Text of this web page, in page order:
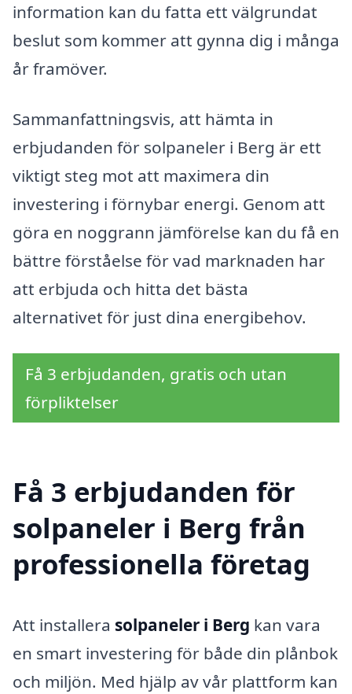
information kan du fatta ett välgrundat
beslut som kommer att gynna dig i många
år framöver.
Sammanfattningsvis, att hämta in
erbjudanden för solpaneler i Berg är ett
viktigt steg mot att maximera din
investering i förnybar energi. Genom att
göra en noggrann jämförelse kan du få en
bättre förståelse för vad marknaden har
att erbjuda och hitta det bästa
alternativet för just dina energibehov.
Få 3 erbjudanden, gratis och utan
förpliktelser
Få 3 erbjudanden för
solpaneler i Berg från
professionella företag
Att installera solpaneler i Berg kan vara
en smart investering för både din plånbok
och miljön. Med hjälp av vår plattform kan